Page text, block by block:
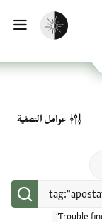
تفعيل الوضع المظلم
Trouble
عوامل التصفية